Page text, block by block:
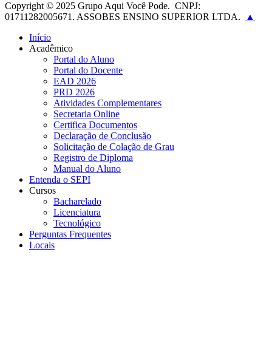
Copyright © 2025 Grupo Aqui Você Pode. CNPJ:
01711282005671. ASSOBES ENSINO SUPERIOR LTDA.
▲
Início
Acadêmico
Portal do Aluno
Portal do Docente
EAD 2026
PRD 2026
Atividades Complementares
Secretaria Online
Certifica Documentos
Declaração de Conclusão
Solicitação de Colação de Grau
Registro de Diploma
Manual do Aluno
Entenda o SEPI
Cursos
Bacharelado
Licenciatura
Tecnológico
Perguntas Frequentes
Locais